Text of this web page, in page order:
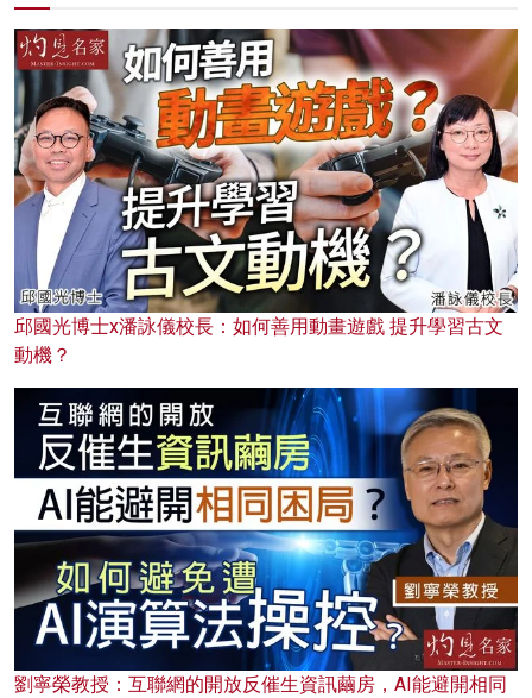
邱國光博士x潘詠儀校長：如何善用動畫遊戲 提升學習古文
動機？
劉寧榮教授：互聯網的開放反催生資訊繭房，AI能避開相同